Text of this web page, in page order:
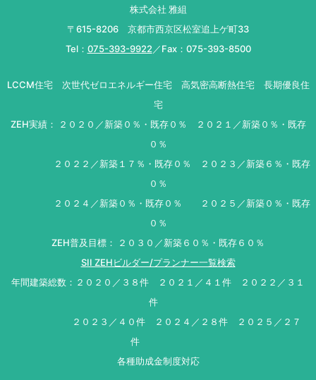
株式会社 雅組
〒615-8206 京都市西京区松室追上ゲ町33
Tel： 075-393-9922 ／Fax：075-393-8500
LCCM住宅 次世代ゼロエネルギー住宅 高気密高断熱住宅 長期優良住
宅
ZEH実績： ２０２０／新築０％・既存０％ ２０２１／新築０％・既存
０％
２０２２／新築１７％・既存０％ ２０２３／新築６％・既存
０％
２０２４／新築０％・既存０％ ２０２５／新築０％・既存
０％
ZEH普及目標： ２０３０／新築６０％・既存６０％
SII ZEHビルダー/プランナー一覧検索
年間建築総数：２０２０／３８件 ２０２１／４１件 ２０２２／３１
件
２０２３／４０件 ２０２４／２８件 ２０２５／２７
件
各種助成金制度対応